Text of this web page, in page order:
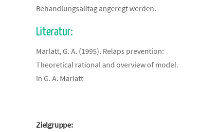
Behandlungsalltag angeregt werden.
Literatur:
Marlatt, G. A. (1995). Relaps prevention:
Theoretical rational and overview of model.
In G. A. Marlatt
Zielgruppe: